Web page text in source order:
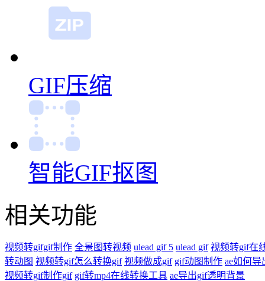
GIF压缩
智能GIF抠图
相关功能
视频转gifgif制作 全景图转视频 ulead gif 5 ulead gif 视频转gif在
转动图 视频转gif怎么转换gif 视频做成gif gif动图制作 ae如何导
视频转gif制作gif gif转mp4在线转换工具 ae导出gif透明背景